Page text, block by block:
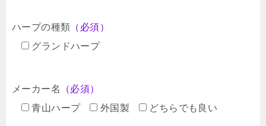
ハープの種類 （必須）
グランドハープ
メーカー名
（必須）
青山ハープ
外国製 どちらでも良い